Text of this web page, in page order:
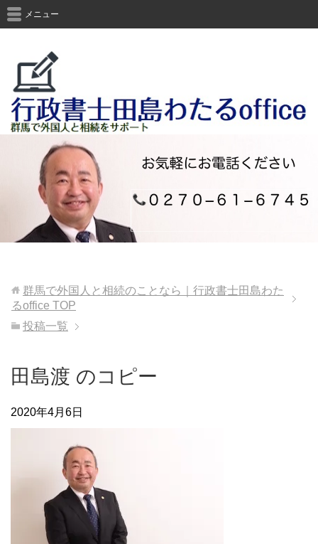
メニュー
群馬で外国人と相続のことなら｜行政書士田島わた
るoffice TOP
投稿一覧
田島渡 のコピー
2020年4月6日